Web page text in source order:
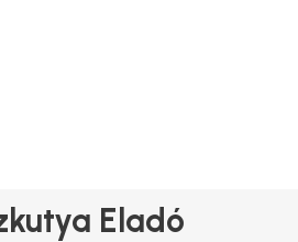
Eladó